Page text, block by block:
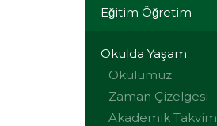
Eğitim Öğretim
Okulda Yaşam
Okulumuz
Zaman Çizelgesi
Akademik Takvim